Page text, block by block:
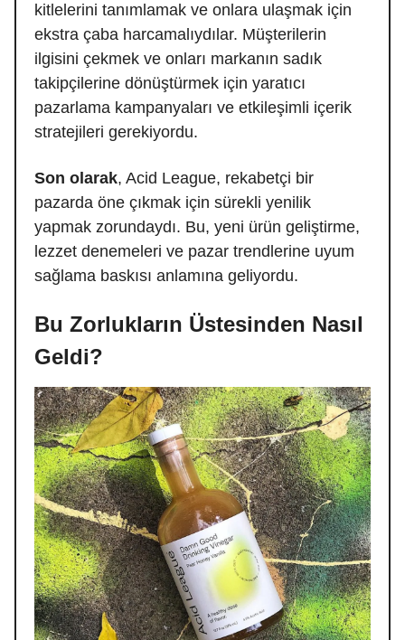
kitlelerini tanımlamak ve onlara ulaşmak için
ekstra çaba harcamalıydılar. Müşterilerin
ilgisini çekmek ve onları markanın sadık
takipçilerine dönüştürmek için yaratıcı
pazarlama kampanyaları ve etkileşimli içerik
stratejileri gerekiyordu.
Son olarak, Acid League, rekabetçi bir
pazarda öne çıkmak için sürekli yenilik
yapmak zorundaydı. Bu, yeni ürün geliştirme,
lezzet denemeleri ve pazar trendlerine uyum
sağlama baskısı anlamına geliyordu.
Bu Zorlukların Üstesinden Nasıl
Geldi?